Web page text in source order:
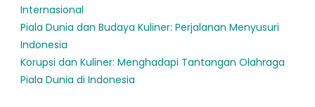
Internasional
Piala Dunia dan Budaya Kuliner: Perjalanan Menyusuri
Indonesia
Korupsi dan Kuliner: Menghadapi Tantangan Olahraga
Piala Dunia di Indonesia